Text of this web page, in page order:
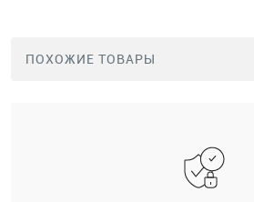
ПОХОЖИЕ ТОВАРЫ